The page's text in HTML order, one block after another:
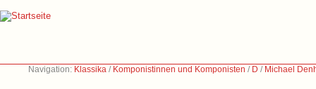
Navigation: Klassika / Komponistinnen und Komponisten / D / Michael